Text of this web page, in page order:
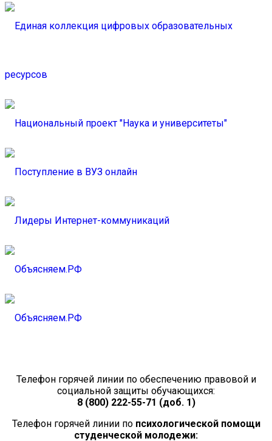
Телефон горячей линии по обеспечению правовой и
социальной защиты обучающихся:
8 (800) 222-55-71 (доб. 1)
Телефон горячей линии попсихологической помощи
студенческой молодежи: